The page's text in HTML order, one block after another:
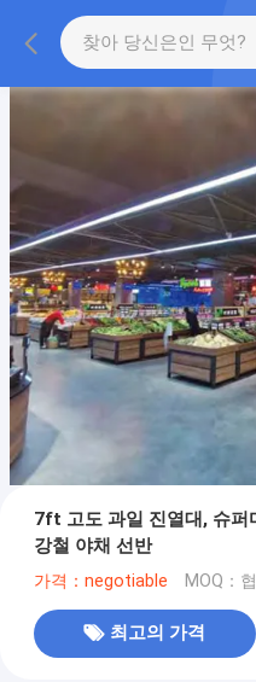
7ft 고도 과일 진열대, 슈
강철 야채 선반
가격：negotiable MOQ：
최고의 가격